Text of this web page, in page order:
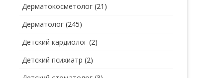
Дерматокосметолог (21)
Дерматолог (245)
Детский кардиолог (2)
Детский психиатр (2)